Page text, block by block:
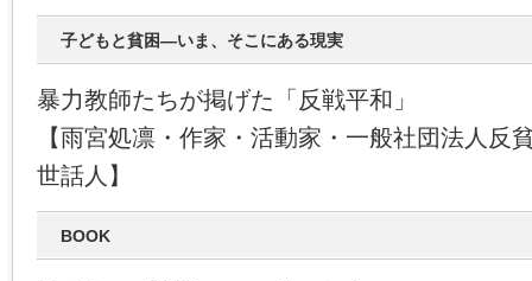
子どもと貧困―いま、そこにある現実
暴力教師たちが掲げた「反戦平和」
【雨宮処凛・作家・活動家・一般社団法人
世話人】
BOOK